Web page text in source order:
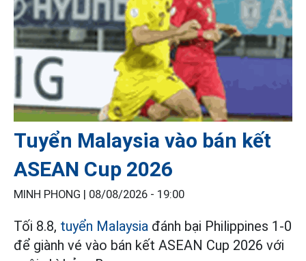
Tuyển Malaysia vào bán kết
ASEAN Cup 2026
MINH PHONG | 08/08/2026 - 19:00
Tối 8.8, tuyển Malaysia đánh bại Philippines 1-0
để giành vé vào bán kết ASEAN Cup 2026 với